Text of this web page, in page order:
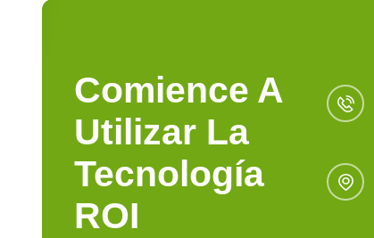
Comience A
Utilizar La
Tecnología
ROI